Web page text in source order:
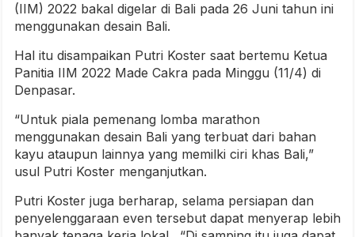
(IIM) 2022 bakal digelar di Bali pada 26 Juni tahun ini
menggunakan desain Bali.
Hal itu disampaikan Putri Koster saat bertemu Ketua
Panitia IIM 2022 Made Cakra pada Minggu (11/4) di
Denpasar.
“Untuk piala pemenang lomba marathon
menggunakan desain Bali yang terbuat dari bahan
kayu ataupun lainnya yang memilki ciri khas Bali,”
usul Putri Koster menganjutkan.
Putri Koster juga berharap, selama persiapan dan
penyelenggaraan even tersebut dapat menyerap lebih